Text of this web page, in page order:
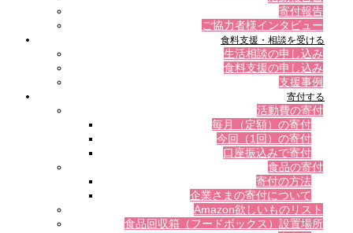
寄付報告
ご協力者様インタビュー
食料支援・相談を受ける
生活相談の申し込み
食料支援の申し込み
支援事例
寄付する
活動費の寄付
毎月（定額）の寄付
今回（1回）の寄付
口座振込みで寄付
食品の寄付
寄付の方法
企業さまの寄付について
Amazon欲しいものリスト
食品回収箱（フードボックス）設置場所